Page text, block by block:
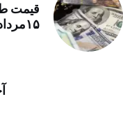
قیمت
۱۵مرداد/ افزایش قیمت ها + جدول